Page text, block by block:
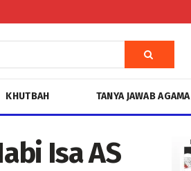
KHUTBAH TANYA JAWAB AGAMA
Isa AS